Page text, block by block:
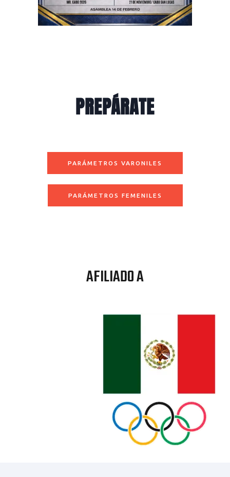
PREPÁRATE
PARÁMETROS VARONILES
PARÁMETROS FEMENILES
AFILIADO A